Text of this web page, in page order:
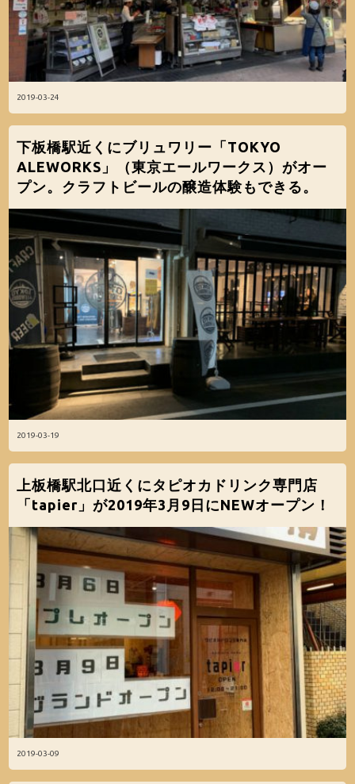
2019-03-24
2019-03-19
下板橋駅近くにブリュワリー「TOKYO
ALEWORKS」（東京エールワークス）がオー
プン。クラフトビールの醸造体験もできる。
2019-03-09
上板橋駅北口近くにタピオカドリンク専門店
「tapier」が2019年3月9日にNEWオープン！